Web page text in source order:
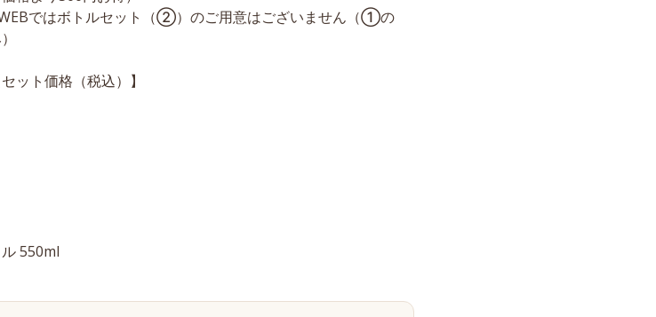
ではボトルセット（②）のご用意はございません（①の
セット価格（税込）】
550ml